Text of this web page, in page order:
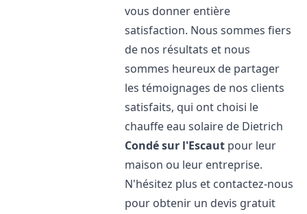
vous donner entière
satisfaction. Nous sommes fiers
de nos résultats et nous
sommes heureux de partager
les témoignages de nos clients
satisfaits, qui ont choisi le
chauffe eau solaire de Dietrich
Condé sur l'Escaut pour leur
maison ou leur entreprise.
N'hésitez plus et contactez-nous
pour obtenir un devis gratuit